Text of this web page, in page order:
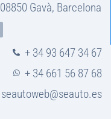
08850 Gavà, Barcelona
+ 34 93 647 34 67
+ 34 661 56 87 68
seautoweb@seauto.es